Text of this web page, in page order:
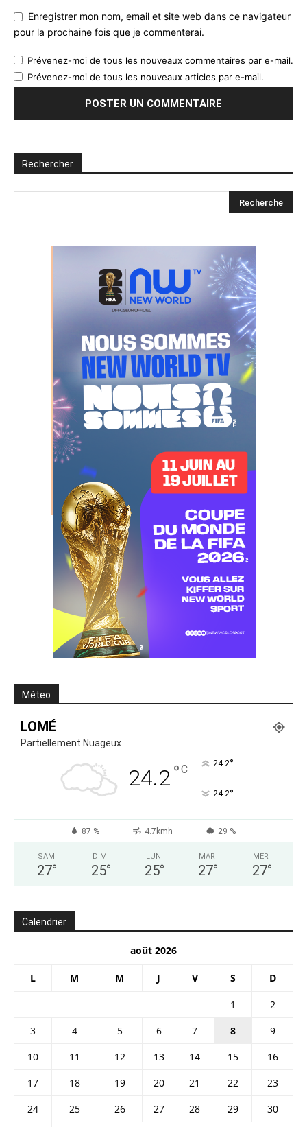
Enregistrer mon nom, email et site web dans ce navigateur
pour la prochaine fois que je commenterai.
Prévenez-moi de tous les nouveaux commentaires par e-mail.
Prévenez-moi de tous les nouveaux articles par e-mail.
Rechercher
Méteo
LOMÉ
Partiellement Nuageux
24.2°C 24.2°
24.2°
87 % 4.7kmh 29 %
SAM
27°
DIM
25°
LUN
25°
MAR
27°
MER
27°
Calendrier
août 2026
L M M J V S D
1
2
3
4 5 6 7 8
9
10
11 12 13 14 15
16
17
18 19 20 21 22
23
24
25 26 27 28 29
30